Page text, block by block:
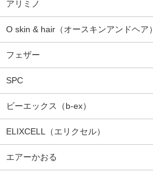
アリミノ
O skin & hair（オースキンアンドヘア）
フェザー
SPC
ビーエックス（b-ex）
ELIXCELL（エリクセル）
エアーかおる